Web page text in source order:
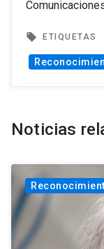
local_offer ETIQUETAS
Noticias